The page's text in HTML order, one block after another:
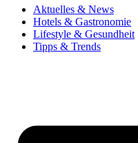
Aktuelles & News
Hotels & Gastronomie
Lifestyle & Gesundheit
Tipps & Trends